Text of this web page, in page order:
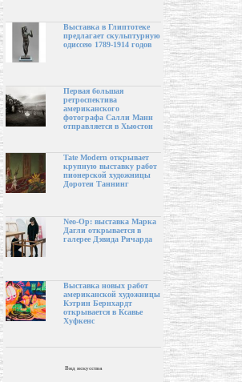
Выставка в Глиптотеке
предлагает скульптурную
одиссею 1789-1914 годов
Первая большая
ретроспектива
американского
фотографа Салли Манн
отправляется в Хьюстон
Tate Modern открывает
крупную выставку работ
пионерской художницы
Доротеи Таннинг
Neo-Op: выставка Марка
Дагли открывается в
галерее Дэвида Ричарда
Выставка новых работ
американской художницы
Кэтрин Бернхардт
открывается в Ксавье
Хуфкенс
Вид искусства